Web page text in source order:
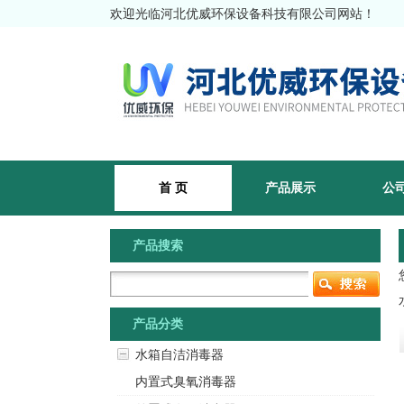
欢迎光临河北优威环保设备科技有限公司网站！
首 页 产品展示 公
产品搜索
产品分类
水箱自洁消毒器
内置式臭氧消毒器